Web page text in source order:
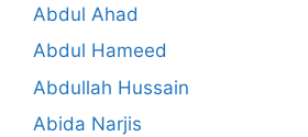
Abdul Ahad
Abdul Hameed
Abdullah Hussain
Abida Narjis